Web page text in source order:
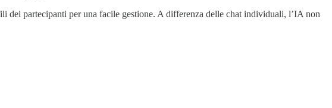
dei partecipanti per una facile gestione. A differenza delle chat individuali, l’IA non